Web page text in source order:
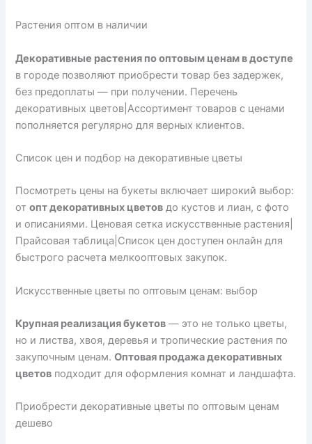
Растения оптом в наличии
Декоративные растения по оптовым ценам в доступе
в городе позволяют приобрести товар без задержек,
без предоплаты — при получении. Перечень
декоративных цветов|Ассортимент товаров с ценами
пополняется регулярно для верных клиентов.
Список цен и подбор на декоративные цветы
Посмотреть цены на букеты включает широкий выбор:
отопт декоративных цветов до кустов и лиан, с фото
и описаниями. Ценовая сетка искусственные растения|
Прайсовая таблица|Список цен доступен онлайн для
быстрого расчета мелкооптовых закупок.
Искусственные цветы по оптовым ценам: выбор
Крупная реализация букетов — это не только цветы,
но и листва, хвоя, деревья и тропические растения по
закупочным ценам.Оптовая продажа декоративных
цветов подходит для оформления комнат и ландшафта.
Приобрести декоративные цветы по оптовым ценам
дешево